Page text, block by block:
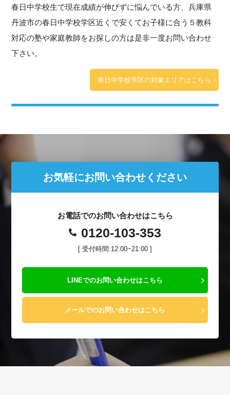
春日中学校生で現在成績が伸びずに悩んでいる方、兵庫県
丹波市の春日中学校学区近くで安くてお子様に合う５教科
対応の塾や家庭教師をお探しの方は是非一度お問い合わせ
下さい。
春日中学校学区の対象エリアはこちら
お気軽にお問い合わせください
お電話でのお問い合わせはこちら
0120-103-353
[ 受付時間:12:00~21:00 ]
LINEでのお問い合わせはこちら
メールでのお問い合わせはこちら